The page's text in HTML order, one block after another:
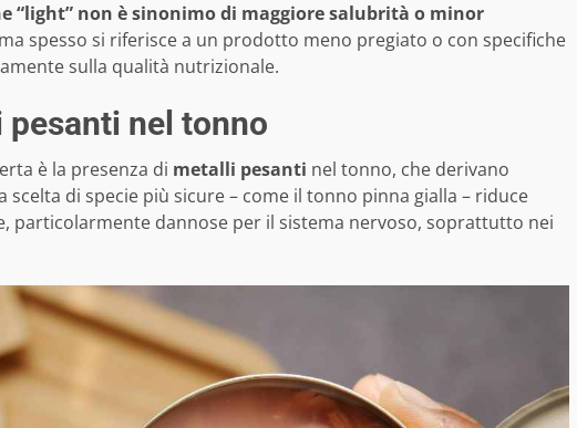
“light” non è sinonimo di maggiore salubrità o minor
ma spesso si riferisce a un prodotto meno pregiato o con specifiche
sulla qualità nutrizionale.
nel tonno
è la presenza di metalli pesanti nel tonno, che derivano
scelta di specie più sicure – come il tonno pinna gialla – riduce
particolarmente dannose per il sistema nervoso, soprattutto nei